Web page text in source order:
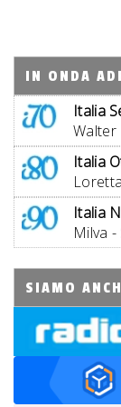
IN ONDA
Italia
Walter
Italia
Italia
Milva
SIAMO